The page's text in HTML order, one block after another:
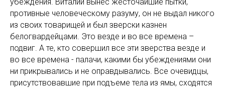
противные человеческому разуму, он не выдал никого
из своих товарищей и был зверски казнен
белогвардейцами. Это везде и во все времена –
подвиг. А те, кто совершил все эти зверства везде и
во все времена - палачи, какими бы убеждениями они
ни прикрывались и не оправдывались. Все очевидцы,
присутствовавшие при подъеме тела из ямы, сходятся